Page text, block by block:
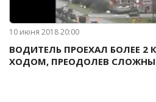
10 июня 2018 20:00
ВОДИТЕЛЬ ПРОЕХАЛ БОЛЕЕ
ХОДОМ, ПРЕОДОЛЕВ